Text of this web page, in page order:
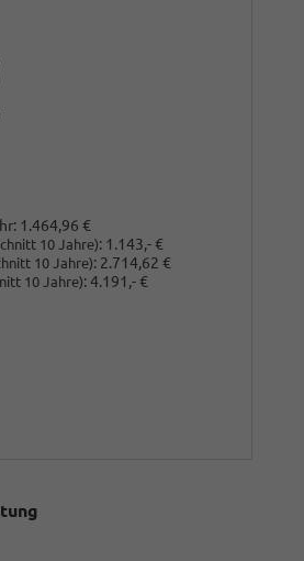
1.464,96 €
10 Jahre): 1.143,- €
10 Jahre): 2.714,62 €
10 Jahre): 4.191,- €